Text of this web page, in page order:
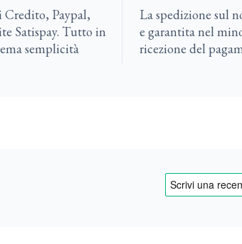
Credito, Paypal,
Satispay. Tutto in
semplicità
La spedizione sul
e garantita nel
ricezione del